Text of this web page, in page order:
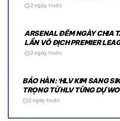
schedule2 ngày trước
ARSENAL ĐẾM NGÀY CHIA
LẦN VÔ ĐỊCH PREMIER
schedule2 ngày trước
BÁO HÀN: ‘HLV KIM SANG
TRỌNG TỪ HLV TỪNG DỰ
schedule2 ngày trước